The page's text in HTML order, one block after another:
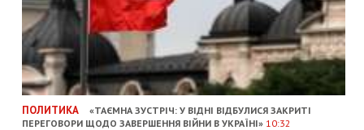
ПОЛИТИКА
«ТАЄМНА ЗУСТРІЧ: У ВІДНІ ВІДБУЛИСЯ ЗАКРИТІ
ПЕРЕГОВОРИ ЩОДО ЗАВЕРШЕННЯ ВІЙНИ В УКРАЇНІ» 10:32